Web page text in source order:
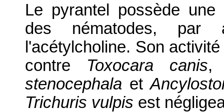
Le pyrantel possède
des nématodes, par
l'acétylcholine. Son
contre Toxocara canis
stenocephala et
Trichuris vulpis est